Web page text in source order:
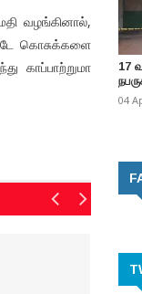
வழங்கினால்,
கொசுக்களை
காப்பாற்றுமா
17
04